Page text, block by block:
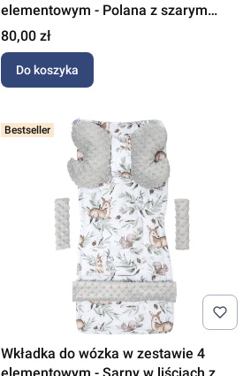
elementowym - Polana z szarym
Minky
Cena
80,00 zł
Do koszyka
Bestseller
Wkładka do wózka w zestawie 4